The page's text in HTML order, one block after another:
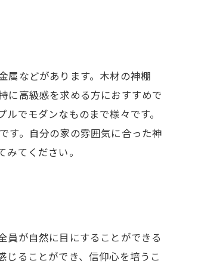
属などがあります。木材の神棚
に高級感を求める方におすすめで
でモダンなものまで様々です。
す。自分の家の雰囲気に合った神
てください。
員が自然に目にすることができる
ることができ、信仰心を培うこ